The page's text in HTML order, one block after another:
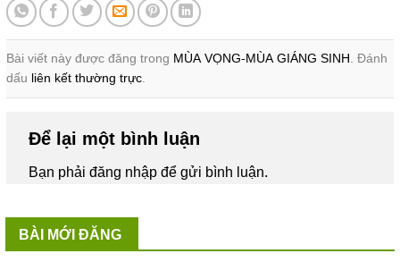
Bài viết này được đăng trong MÙA VỌNG-MÙA GIÁNG SINH. Đánh
dấu liên kết thường trực.
Để lại một bình luận
Bạn phảiđăng nhậpđể gửi bình luận.
BÀI MỚI ĐĂNG